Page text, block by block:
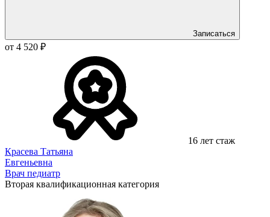
Записаться
от 4 520 ₽
16 лет стаж
Красева Татьяна
Евгеньевна
Врач педиатр
Вторая квалификационная категория